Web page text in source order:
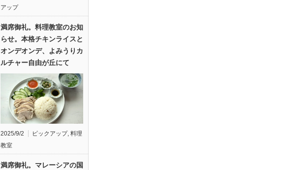
アップ
満席御礼。料理教室のお知
らせ。本格チキンライスと
オンデオンデ、よみうりカ
ルチャー自由が丘にて
2025/9/2 ピックアップ, 料理
教室
満席御礼。マレーシアの国